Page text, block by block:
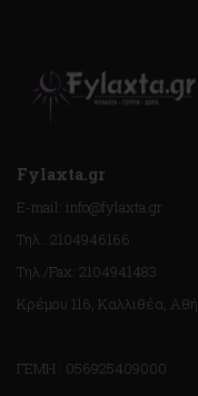
Fylaxta.gr
E-mail: info@fylaxta.gr
Τηλ.: 2104946166
Τηλ./Fax: 2104941483
Κρέμου 116, Καλλιθέα,
ΓΕΜΗ : 056925409000